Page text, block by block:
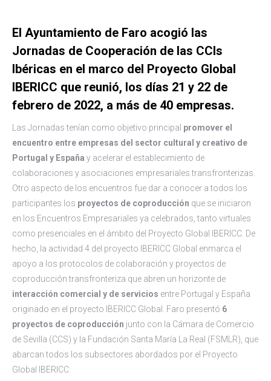
El Ayuntamiento de Faro acogió las
Jornadas de Cooperación de las CCIs
Ibéricas en el marco del Proyecto Global
IBERICC que reunió, los días 21 y 22 de
febrero de 2022, a más de 40 empresas.
Las Jornadas tenían como objetivo principal promover el
encuentro entre empresas del sector cultural y creativo de
Portugal y España y acelerar el establecimiento de
colaboraciones y asociaciones empresariales transfronterizas.
Otro aspecto de los encuentros fue dar a conocer a todos los
participantes los proyectos de coproducción que se iniciaron
en los Encuentros Empresariales ya celebrados, tanto virtuales
como presenciales en el ámbito del Proyecto Global IBERICC. De
hecho, la actividad 4 del proyecto IBERICC Global enmarca el
apoyo a los protocolos de colaboración y proyectos de
coproducción transfronteriza que abren un horizonte de
interacción comercial y de servicios entre Portugal y España
originado en el proyecto IBERICC Global. Faro presentó 6
proyectos de coproducción junto con la Cámara de Comercio
de Sevilla (CCS) y la Fundación Santa María La Real (FSMLR), que
abarcan todos los subsectores abordados por el Proyecto
Global IBERICC: